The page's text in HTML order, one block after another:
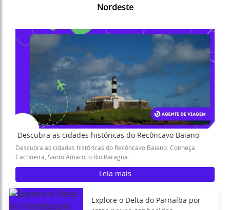
Nordeste
Descubra as cidades históricas do Recôncavo Baiano
Descubra as cidades históricas do Recôncavo Baiano. Conheça
Cachoeira, Santo Amaro, o Rio Paragua...
Leia mais
Explore o Delta do Parnaíba por